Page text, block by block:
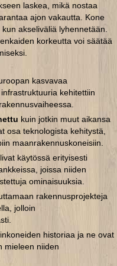
laskea, mikä nostaa
ajon vakautta. Kone
akseliväliä lyhennetään.
korkeutta voi säätää
kasvavaa
kehitettiin
kuin jotkin muut aikansa
osa teknologista kehitystä,
maanrakennuskoneisiin.
käytössä erityisesti
joissa niiden
ominaisuuksia.
rakennusprojekteja
jolloin
historiaa ja ne ovat
mieleen niiden